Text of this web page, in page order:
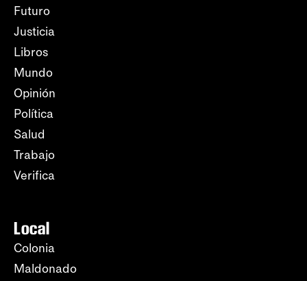
Futuro
Justicia
Libros
Mundo
Opinión
Política
Salud
Trabajo
Verifica
Local
Colonia
Maldonado